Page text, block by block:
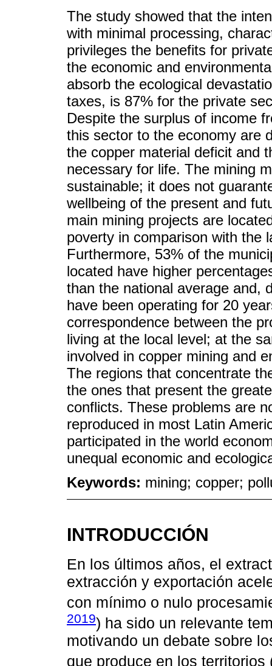
The study showed that the
with minimal processing,
privileges the benefits for
the economic and
absorb the ecological
taxes, is 87% for the private
Despite the surplus of income
this sector to the economy are
the copper material deficit and
necessary for life. The mining
sustainable; it does not
wellbeing of the present and
main mining projects are
poverty in comparison with the
Furthermore, 53% of the
located have higher
than the national average and,
have been operating for 20
correspondence between the
living at the local level; at the
involved in copper mining and
The regions that concentrate
the ones that present the
conflicts. These problems are
reproduced in most Latin
participated in the world
unequal economic and
Keywords: mining; copper;
INTRODUCCIÓN
En los últimos años, el
extracción y exportación
con mínimo o nulo
2019) ha sido un relevante
motivando un debate sobre
que produce en los territorios